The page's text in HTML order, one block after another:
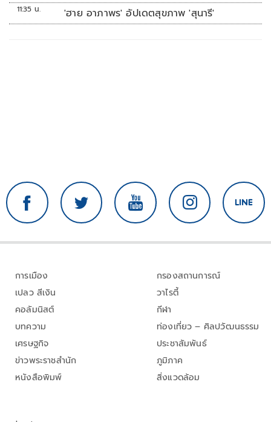
11:35 น. 'ฮาย อาภาพร' อัปเดตสุขภาพ 'สุนารี'
การเมือง
เปลว สีเงิน
คอลัมนิสต์
บทความ
เศรษฐกิจ
ข่าวพระราชสำนัก
หนังสือพิมพ์
กรองสถานการณ์
วาไรตี้
กีฬา
ท่องเที่ยว – ศิลปวัฒนธรรม
ประชาสัมพันธ์
ภูมิภาค
สิ่งแวดล้อม